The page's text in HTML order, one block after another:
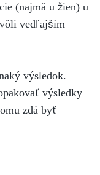
(najmä u žien) u
vedľajším
výsledok.
výsledky
zdá byť